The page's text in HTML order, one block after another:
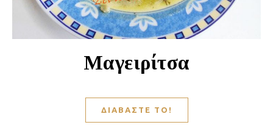
Μαγειρίτσα
ΔΙΑΒΆΣΤΕ ΤΟ!